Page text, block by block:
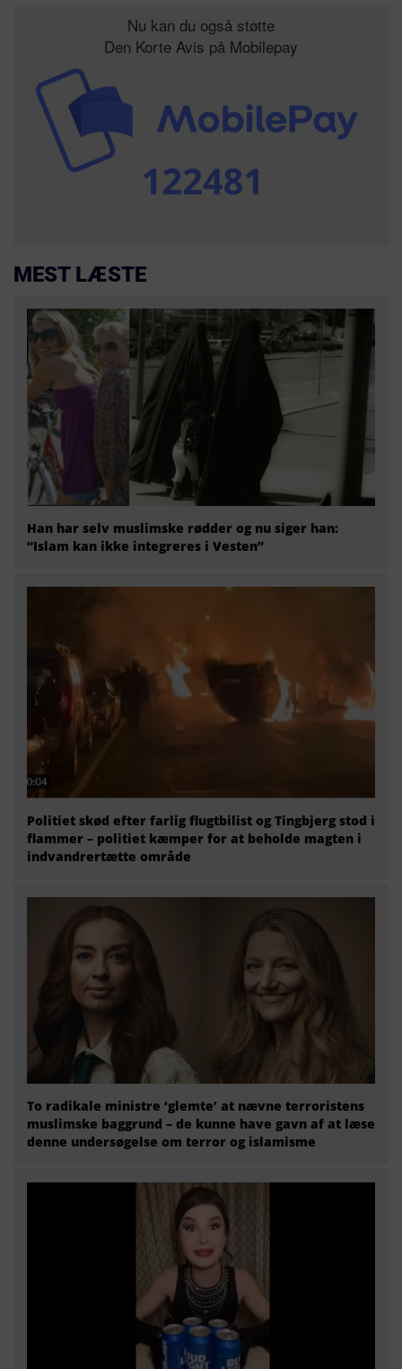
Nu kan du også støtte
Den Korte Avis på Mobilepay
MEST LÆSTE
Han har selv muslimske rødder og nu siger han:
“Islam kan ikke integreres i Vesten”
Politiet skød efter farlig flugtbilist og Tingbjerg stod i
flammer – politiet kæmper for at beholde magten i
indvandrertætte område
To radikale ministre ‘glemte’ at nævne terroristens
muslimske baggrund – de kunne have gavn af at læse
denne undersøgelse om terror og islamisme